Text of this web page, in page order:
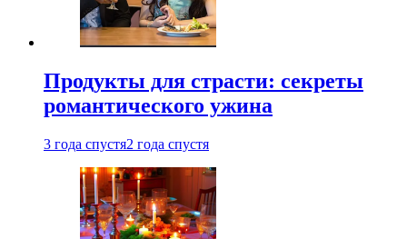
Продукты для страсти: секреты
романтического ужина
3 года спустя2 года спустя